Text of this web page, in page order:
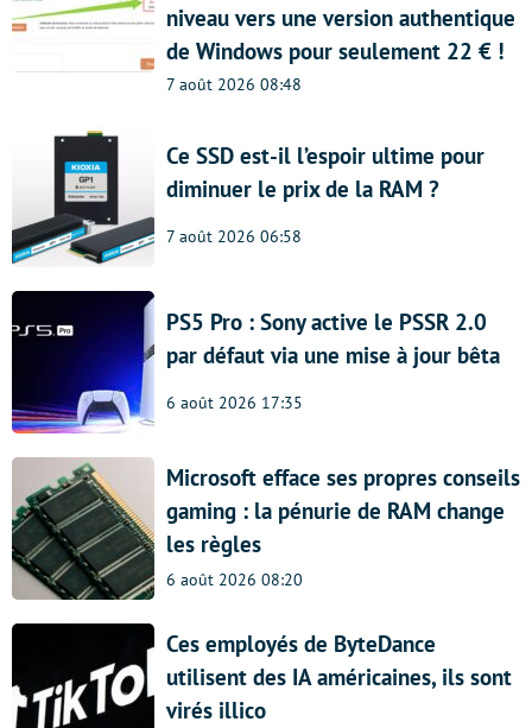
niveau vers une version authentique
de Windows pour seulement 22 € !
7 août 2026 08:48
Ce SSD est-il l’espoir ultime pour
diminuer le prix de la RAM ?
7 août 2026 06:58
PS5 Pro : Sony active le PSSR 2.0
par défaut via une mise à jour bêta
6 août 2026 17:35
Microsoft efface ses propres conseils
gaming : la pénurie de RAM change
les règles
6 août 2026 08:20
Ces employés de ByteDance
utilisent des IA américaines, ils sont
virés illico